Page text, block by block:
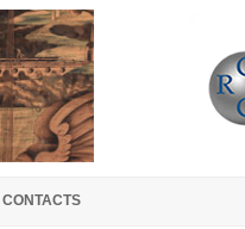
CONTACTS